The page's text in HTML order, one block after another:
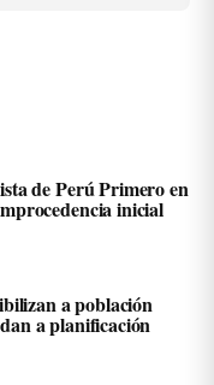
de Perú Primero en
inicial
a población
a planificación